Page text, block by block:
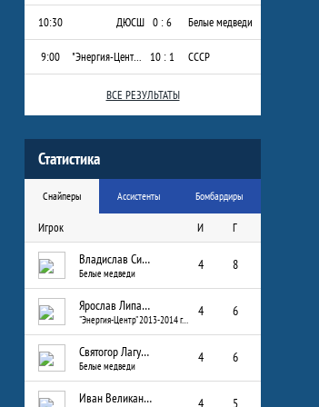
10:30 ДЮСШ 0 : 6 Белые медведи
9:00 "Энергия-Центр" 2013-2014 г.р. 10 : 1 СССР
ВСЕ РЕЗУЛЬТАТЫ
Статистика
Снайперы Ассистенты Бомбардиры
Игрок И Г
Владислав Сизых 4 8
Белые медведи
Ярослав Липатов 4 6
"Энергия-Центр" 2013-2014 г.р.
Святогор Лагуткин 4 6
Белые медведи
Иван Великанов 4 5